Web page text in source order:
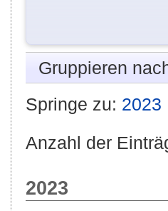
Gruppieren
Springe zu: 2023
Anzahl der
2023